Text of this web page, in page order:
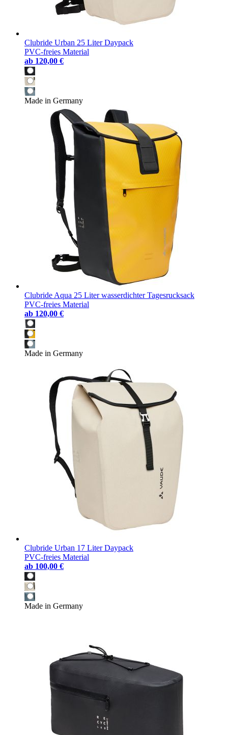
Clubride Urban 25 Liter Daypack
PVC-freies Material
ab 120,00 €
Made in Germany
Clubride Aqua 25 Liter wasserdichter Tagesrucksack
PVC-freies Material
ab 120,00 €
Made in Germany
Clubride Urban 17 Liter Daypack
PVC-freies Material
ab 100,00 €
Made in Germany